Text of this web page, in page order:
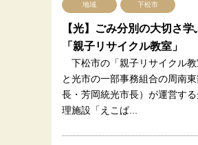
地域 下松市
【光】ごみ分別の大切さ
「親子リサイクル教室」
下松市の「親子リサイクル
と光市の一部事務組合の周南
長・芳岡統光市長）が運営す
理施設「えこぱ...